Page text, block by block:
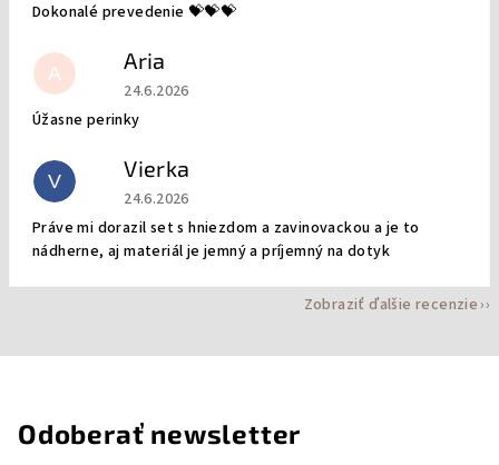
Dokonalé prevedenie 💝💝💝
A Aria
Hodnotenie obchodu je 5 z 5 hviezdičiek.
24.6.2026
Úžasne perinky
V Vierka
Hodnotenie obchodu je 5 z 5 hviezdičiek.
24.6.2026
Práve mi dorazil set s hniezdom a zavinovackou a je to
nádherne, aj materiál je jemný a príjemný na dotyk
Zobraziť ďalšie recenzie
Odoberať newsletter